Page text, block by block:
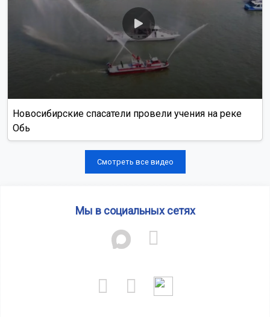
Новосибирские спасатели провели учения на реке
Обь
Смотреть все видео
Мы в социальных сетях